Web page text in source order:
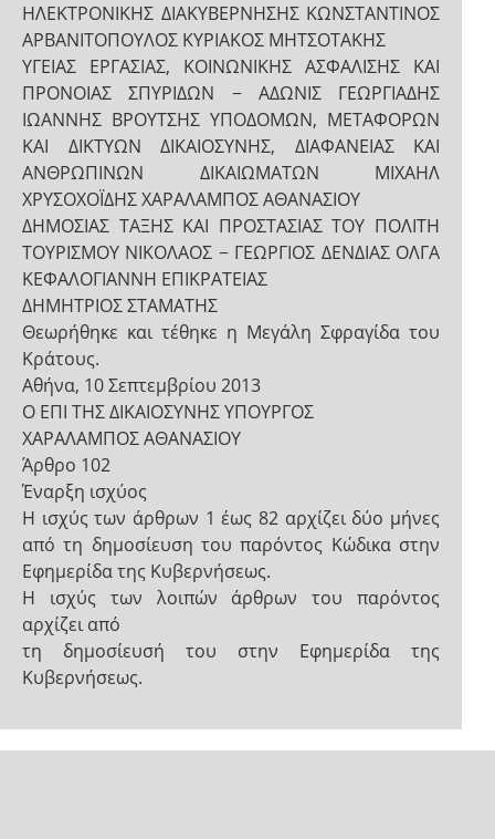
ΗΛΕΚΤΡΟΝΙΚΗΣ ΔΙΑΚΥΒΕΡΝΗΣΗΣ ΚΩΝΣΤΑΝΤΙΝΟΣ
ΑΡΒΑΝΙΤΟΠΟΥΛΟΣ ΚΥΡΙΑΚΟΣ ΜΗΤΣΟΤΑΚΗΣ
ΥΓΕΙΑΣ ΕΡΓΑΣΙΑΣ, ΚΟΙΝΩΝΙΚΗΣ ΑΣΦΑΛΙΣΗΣ ΚΑΙ
ΠΡΟΝΟΙΑΣ ΣΠΥΡΙΔΩΝ − ΑΔΩΝΙΣ ΓΕΩΡΓΙΑΔΗΣ
ΙΩΑΝΝΗΣ ΒΡΟΥΤΣΗΣ ΥΠΟΔΟΜΩΝ, ΜΕΤΑΦΟΡΩΝ
ΚΑΙ ΔΙΚΤΥΩΝ ΔΙΚΑΙΟΣΥΝΗΣ, ΔΙΑΦΑΝΕΙΑΣ ΚΑΙ
ΑΝΘΡΩΠΙΝΩΝ ΔΙΚΑΙΩΜΑΤΩΝ ΜΙΧΑΗΛ
ΧΡΥΣΟΧΟΪΔΗΣ ΧΑΡΑΛΑΜΠΟΣ ΑΘΑΝΑΣΙΟΥ
ΔΗΜΟΣΙΑΣ ΤΑΞΗΣ ΚΑΙ ΠΡΟΣΤΑΣΙΑΣ ΤΟΥ ΠΟΛΙΤΗ
ΤΟΥΡΙΣΜΟΥ ΝΙΚΟΛΑΟΣ − ΓΕΩΡΓΙΟΣ ΔΕΝΔΙΑΣ ΟΛΓΑ
ΚΕΦΑΛΟΓΙΑΝΝΗ ΕΠΙΚΡΑΤΕΙΑΣ
ΔΗΜΗΤΡΙΟΣ ΣΤΑΜΑΤΗΣ
Θεωρήθηκε και τέθηκε η Μεγάλη Σφραγίδα του
Κράτους.
Αθήνα, 10 Σεπτεμβρίου 2013
Ο ΕΠΙ ΤΗΣ ΔΙΚΑΙΟΣΥΝΗΣ ΥΠΟΥΡΓΟΣ
ΧΑΡΑΛΑΜΠΟΣ ΑΘΑΝΑΣΙΟΥ
Άρθρο 102
Έναρξη ισχύος
Η ισχύς των άρθρων 1 έως 82 αρχίζει δύο μήνες
από τη δημοσίευση του παρόντος Κώδικα στην
Εφημερίδα της Κυβερνήσεως.
Η ισχύς των λοιπών άρθρων του παρόντος
αρχίζει από
τη δημοσίευσή του στην Εφημερίδα της
Κυβερνήσεως.